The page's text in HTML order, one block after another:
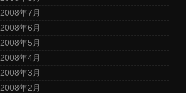
2008年7月
2008年6月
2008年5月
2008年4月
2008年3月
2008年2月